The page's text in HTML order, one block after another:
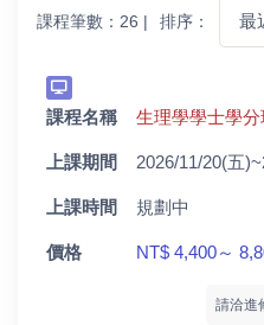
課程筆數：26 | 排序：
課程名稱 生理學學士學
上課期間 2026/11/20(五
上課時間 規劃中
價格 NT$ 4,400～
請洽進